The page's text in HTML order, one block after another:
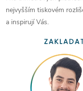
nejvyšším tiskovém
a inspirují Vás.